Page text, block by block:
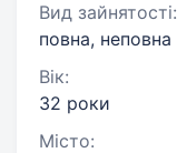
Вид зайнятості:
повна, неповна
Вік:
32 роки
Місто: